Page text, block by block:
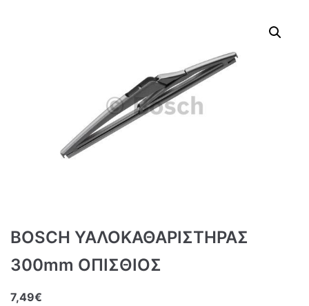
BOSCH ΥΑΛΟΚΑΘΑΡΙΣΤΗΡΑΣ
300mm ΟΠΙΣΘΙΟΣ
7,49€